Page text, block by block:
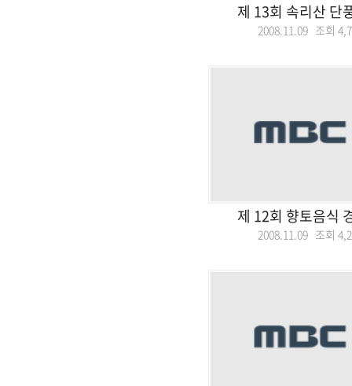
제 13회 속리산 단
2008.11.09 조회
제 12회 향토음식
2008.11.09 조회